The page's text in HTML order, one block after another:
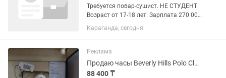
Требуется повар-сушист. НЕ СТУДЕНТ
Возраст от 17-18 лет. Зарплата 270 000
– 400 000 тг.в месяц Если у тебя нет
опыта, обучаем. Контакты:
выполнение технологии...
Караганда, сегодня
Реклама
Продаю часы Beverly Hills Polo Club
88 400 ₸